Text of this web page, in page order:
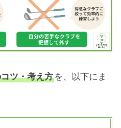
ツ・考え方を、以下にま